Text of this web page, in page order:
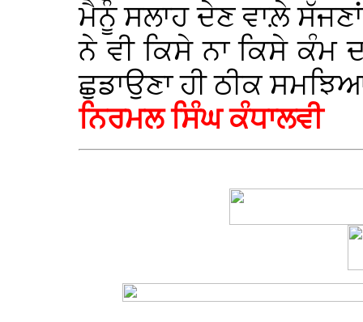
ਮੈਨੂੰ ਸਲਾਹ ਦੇਣ ਵਾਲ਼ੇ
ਨੇ ਵੀ ਕਿਸੇ ਨਾ ਕਿਸੇ ਕੰਮ
ਛੁਡਾਉਣਾ ਹੀ ਠੀਕ
ਨਿਰਮਲ ਸਿੰਘ ਕੰਧਾਲਵੀ